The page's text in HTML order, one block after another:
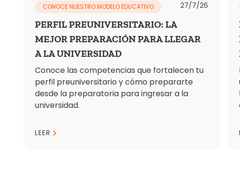
CONOCE NUESTRO MODELO EDUCATIVO 27/7/26
PERFIL PREUNIVERSITARIO: LA
MEJOR PREPARACIÓN PARA LLEGAR
A LA UNIVERSIDAD
Conoce las competencias que fortalecen tu
perfil preuniversitario y cómo prepararte
desde la preparatoria para ingresar a la
universidad.
LEER